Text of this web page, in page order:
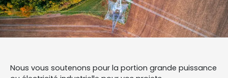
Nous vous soutenons pour la portion grande puissance